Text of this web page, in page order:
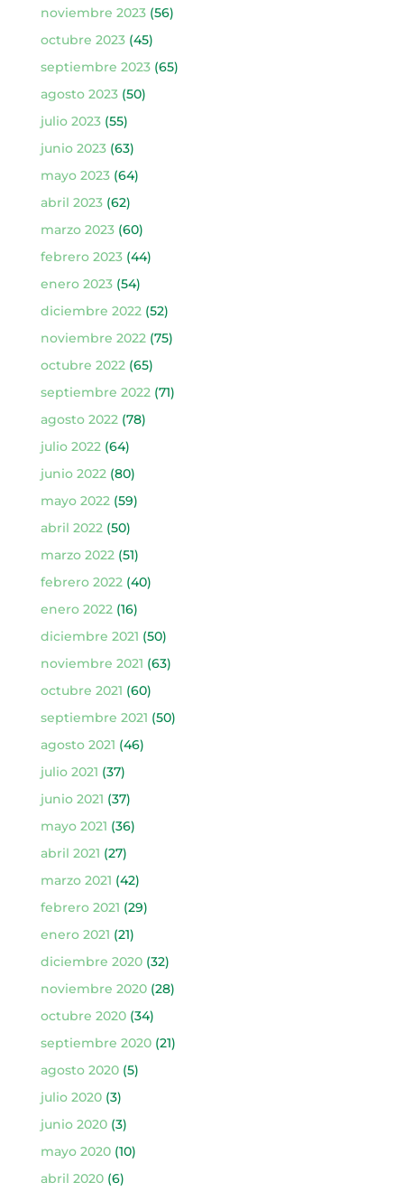
noviembre 2023(56)
octubre 2023(45)
septiembre 2023(65)
agosto 2023(50)
julio 2023(55)
junio 2023(63)
mayo 2023(64)
abril 2023(62)
marzo 2023(60)
febrero 2023(44)
enero 2023(54)
diciembre 2022 (52)
noviembre 2022 (75)
octubre 2022 (65)
septiembre 2022 (71)
agosto 2022 (78)
julio 2022 (64)
junio 2022 (80)
mayo 2022 (59)
abril 2022 (50)
marzo 2022 (51)
febrero 2022 (40)
enero 2022 (16)
diciembre 2021 (50)
noviembre 2021 (63)
octubre 2021 (60)
septiembre 2021 (50)
agosto 2021 (46)
julio 2021 (37)
junio 2021 (37)
mayo 2021 (36)
abril 2021 (27)
marzo 2021 (42)
febrero 2021 (29)
enero 2021 (21)
diciembre 2020(32)
noviembre 2020(28)
octubre 2020(34)
septiembre 2020(21)
agosto 2020(5)
julio 2020(3)
junio 2020(3)
mayo 2020(10)
abril 2020(6)